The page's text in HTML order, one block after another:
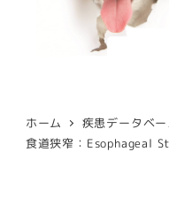
ホーム 疾患データベー
食道狭窄：Esophageal